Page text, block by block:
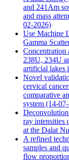
and 241Am
and mass
02-2026)
Use Machine
Gamma
Concentration
238U, 234U
artificial lakes
Novel
cervical
comparative
system (14-
ray intensities
at the Dalat
A refined
samples and
flow